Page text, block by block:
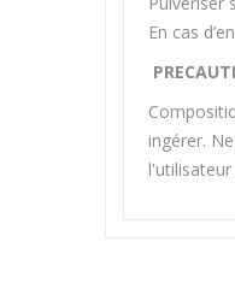
En cas
ingérer.